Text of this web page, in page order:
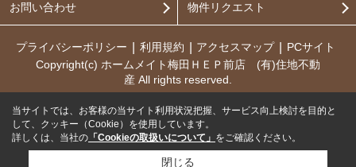
お問い合わせ 物件リクエスト
プライバシーポリシー 利用規約 アクセスマップ
PCサイト
Copyright(c) ホームメイト梅田ＨＥＰ前店 (有)住地不動
産 All rights reserved.
当サイトでは、お客様の当サイト利用状況把握、サービス向上検討を目的と
して、クッキー（Cookie）を使用しています。
詳しくは、当社の 「Cookieの取扱いについて」 をご確認ください。
閉じる